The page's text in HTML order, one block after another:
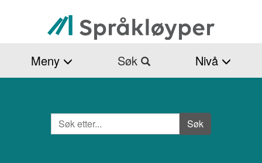
hovedinnhold
Meny Søk Nivå
Søk